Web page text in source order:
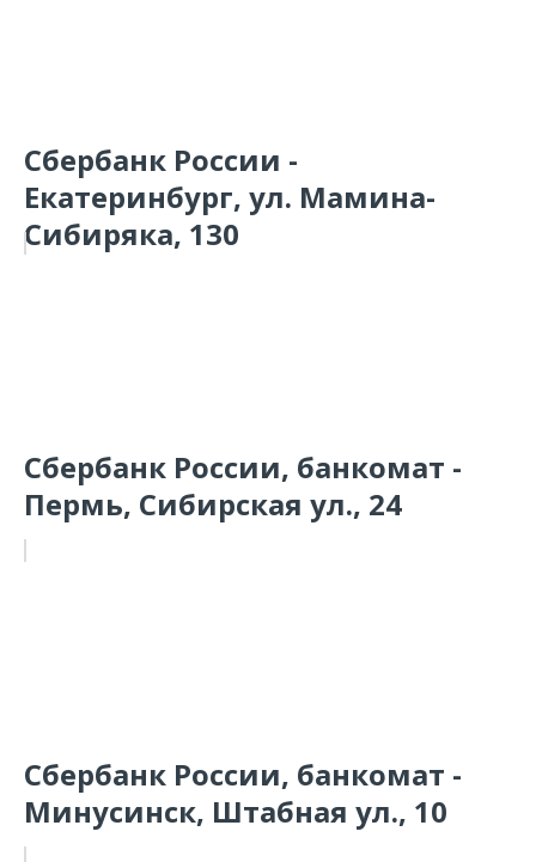
Сбербанк России -
Екатеринбург, ул. Мамина-
Сибиряка, 130
Сбербанк России, банкомат -
Пермь, Сибирская ул., 24
Сбербанк России, банкомат -
Минусинск, Штабная ул., 10